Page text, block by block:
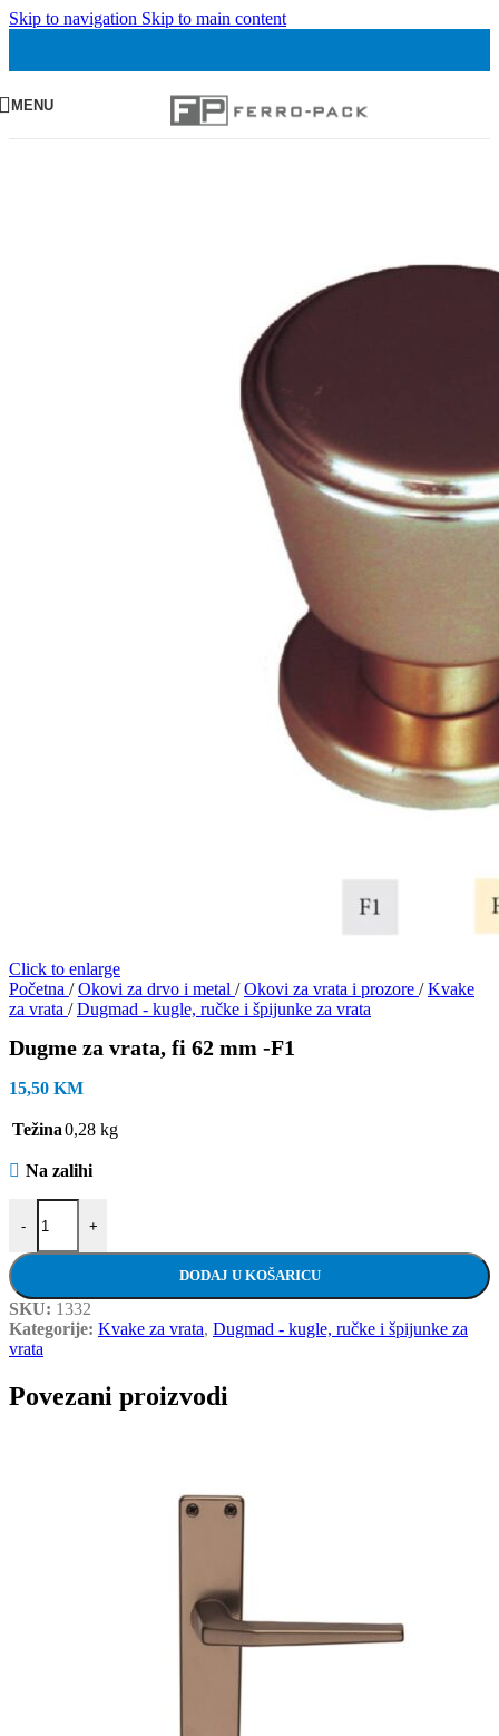
Skip to navigation Skip to main content
MENU
Click to enlarge
Početna / Okovi za drvo i metal / Okovi za vrata i prozore / Kvake
za vrata / Dugmad - kugle, ručke i špijunke za vrata
Dugme za vrata, fi 62 mm -F1
15,50 KM
Težina0,28 kg
Na zalihi
-
Dugme za vrata, fi 62 mm -F1 količina
+
DODAJ U KOŠARICU
SKU: 1332
Kategorije: Kvake za vrata, Dugmad - kugle, ručke i špijunke za
vrata
Povezani proizvodi